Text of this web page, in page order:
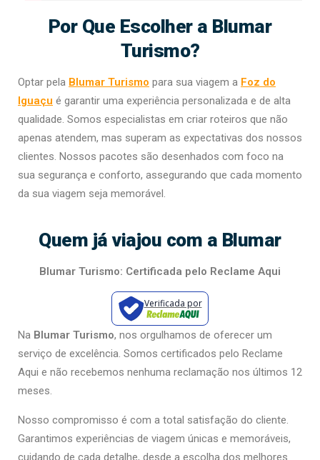
Por Que Escolher a Blumar
Turismo?
Optar pela Blumar Turismo para sua viagem a Foz do
Iguaçu é garantir uma experiência personalizada e de alta
qualidade. Somos especialistas em criar roteiros que não
apenas atendem, mas superam as expectativas dos nossos
clientes. Nossos pacotes são desenhados com foco na
sua segurança e conforto, assegurando que cada momento
da sua viagem seja memorável.
Quem já viajou com a Blumar
Blumar Turismo: Certificada pelo Reclame Aqui
Verificada por
Na Blumar Turismo, nos orgulhamos de oferecer um
serviço de excelência. Somos certificados pelo Reclame
Aqui e não recebemos nenhuma reclamação nos últimos 12
meses.
Nosso compromisso é com a total satisfação do cliente.
Garantimos experiências de viagem únicas e memoráveis,
cuidando de cada detalhe, desde a escolha dos melhores